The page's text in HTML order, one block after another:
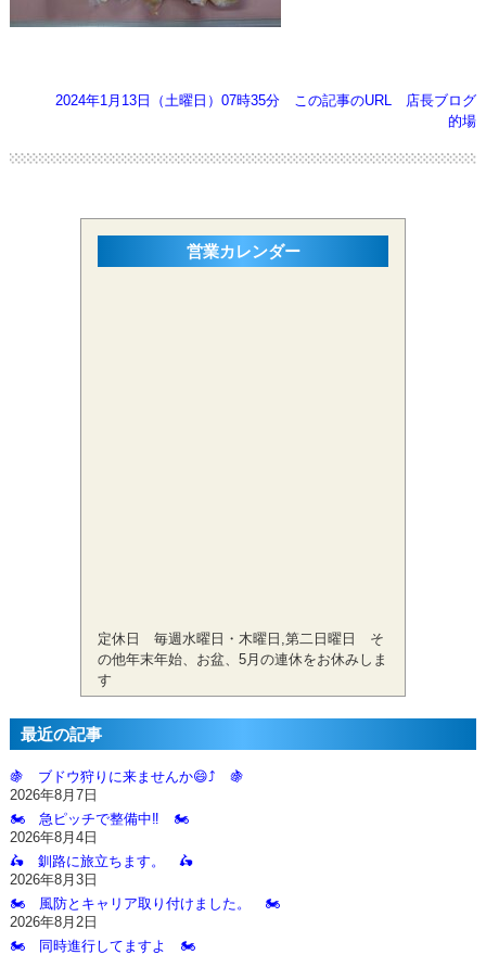
2024年1月13日（土曜日）07時35分 この記事のURL
店長ブログ
的場
営業カレンダー
定休日 毎週水曜日・木曜日,第二日曜日 そ
の他年末年始、お盆、5月の連休をお休みしま
す
最近の記事
🍇 ブドウ狩りに来ませんか😄⤴️ 🍇
2026年8月7日
🏍️ 急ピッチで整備中‼️ 🏍️
2026年8月4日
🛵 釧路に旅立ちます。 🛵
2026年8月3日
🏍️ 風防とキャリア取り付けました。 🏍️
2026年8月2日
🏍️ 同時進行してますよ 🏍️